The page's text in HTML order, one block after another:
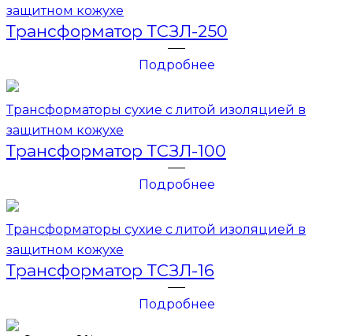
защитном кожухе
Трансформатор ТСЗЛ-250
Подробнее
Трансформаторы сухие с литой изоляцией в
защитном кожухе
Трансформатор ТСЗЛ-100
Подробнее
Трансформаторы сухие с литой изоляцией в
защитном кожухе
Трансформатор ТСЗЛ-16
Подробнее